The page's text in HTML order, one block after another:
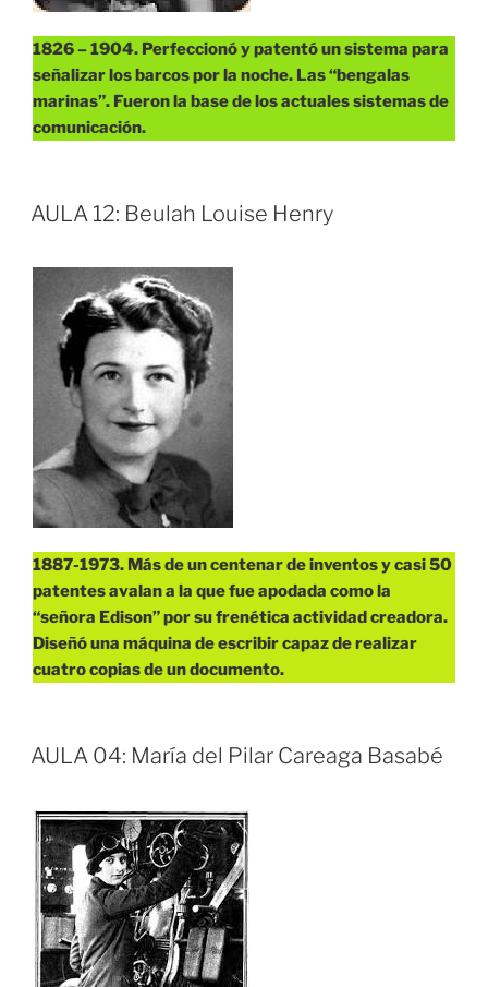
1826 – 1904. Perfeccionó y patentó un sistema para
señalizar los barcos por la noche. Las “bengalas
marinas”. Fueron la base de los actuales sistemas de
comunicación.
AULA 12: Beulah Louise Henry
1887-1973. Más de un centenar de inventos y casi 50
patentes avalan a la que fue apodada como la
“señora Edison” por su frenética actividad creadora.
Diseñó una máquina de escribir capaz de realizar
cuatro copias de un documento.
AULA 04: María del Pilar Careaga Basabé